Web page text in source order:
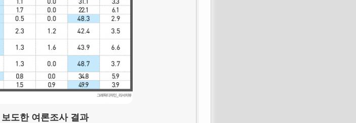
도한 여론조사 결과